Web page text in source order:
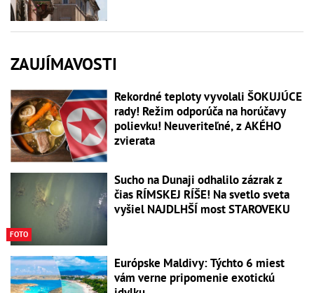
ZAUJÍMAVOSTI
Rekordné teploty vyvolali ŠOKUJÚCE
rady! Režim odporúča na horúčavy
polievku! Neuveriteľné, z AKÉHO
zvierata
FOTO
Sucho na Dunaji odhalilo zázrak z
čias RÍMSKEJ RÍŠE! Na svetlo sveta
vyšiel NAJDLHŠÍ most STAROVEKU
Európske Maldivy: Týchto 6 miest
vám verne pripomenie exotickú